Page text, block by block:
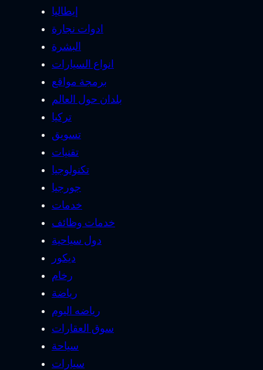
إيطاليا
ادوات نجارة
البشرة
انواع السيارات
برمجة مواقع
بلدان حول العالم
تركيا
تسويق
تقنيات
تكنولوجيا
جورجيا
خدمات
خدمات وظائف
دول سياحية
ديكور
رخام
رياضة
رياضه اليوم
سوق العقارات
سياحة
سيارات